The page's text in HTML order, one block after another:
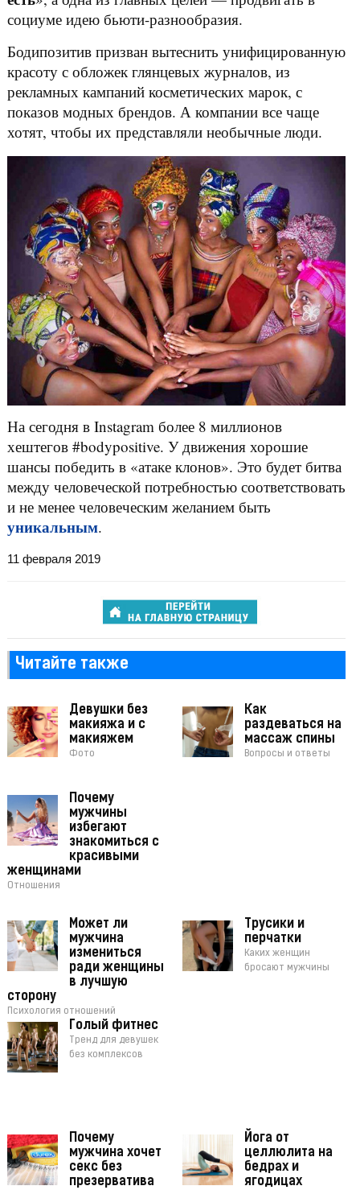
социуме идею бьюти-разнообразия.
Бодипозитив призван вытеснить унифицированную
красоту с обложек глянцевых журналов, из
рекламных кампаний косметических марок, с
показов модных брендов. А компании все чаще
хотят, чтобы их представляли необычные люди.
На сегодня в Instagram более 8 миллионов
хештегов #bodypositive. У движения хорошие
шансы победить в «атаке клонов». Это будет битва
между человеческой потребностью соответствовать
и не менее человеческим желанием быть
уникальным.
11 февраля 2019
Читайте также
Девушки без
макияжа и с
макияжем
Фото
Как
раздеваться на
массаж спины
Вопросы и ответы
Почему
мужчины
избегают
знакомиться с
красивыми
женщинами
Отношения
Может ли
мужчина
измениться
ради женщины
в лучшую
сторону
Психология отношений
Трусики и
перчатки
Каких женщин
бросают мужчины
Голый фитнес
Тренд для девушек
без комплексов
Почему
мужчина хочет
секс без
презерватива
Йога от
целлюлита на
бедрах и
ягодицах